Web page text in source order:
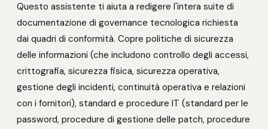
Questo assistente ti aiuta a redigere l'intera suite di
documentazione di governance tecnologica richiesta
dai quadri di conformità. Copre politiche di sicurezza
delle informazioni (che includono controllo degli accessi,
crittografia, sicurezza fisica, sicurezza operativa,
gestione degli incidenti, continuità operativa e relazioni
con i fornitori), standard e procedure IT (standard per le
password, procedure di gestione delle patch, procedure